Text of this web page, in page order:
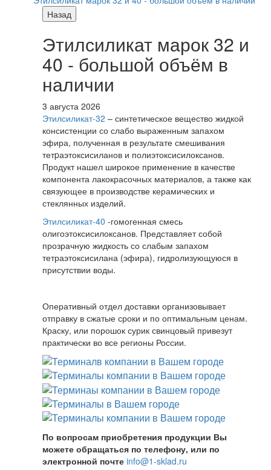
Назад
Этилсиликат марок 32 и
40 - большой объём в
наличии
3 августа 2026
Этилсиликат-32 – синтетическое вещество жидкой
консистенции со слабо выраженным запахом
эфира, полученная в результате смешивания
тетpаэтоксисиланов и полиэтоксисилоксанов.
Продукт нашел широкое применение в качестве
компонента лакокрасочных материалов, а также как
связующее в производстве керамических и
стеклянных изделий.
Этилсиликат-40 -гомогенная смесь
олигоэтоксисилоксанов. Представляет собой
прозрачную жидкость со слабым запахом
тетраэтоксисилана (эфира), гидролизующуюся в
присутствии воды.
Оперативный отдел доставки организовывает
отправку в сжатые сроки и по оптимальным ценам.
Краску, или порошок сурик свинцовый привезут
практически во все регионы России.
По вопросам приобретения продукции Вы
можете обращаться по телефону, или по
электронной почте info@1-sklad.ru